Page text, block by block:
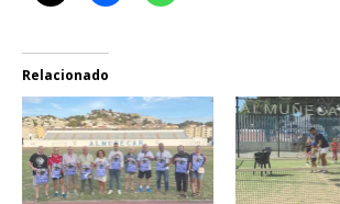
Relacionado